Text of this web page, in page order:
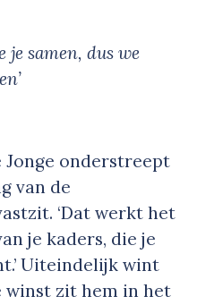
je samen, dus we
onderstreept
van de
‘Dat werkt het
je kaders, die je
Uiteindelijk wint
winst zit hem in het